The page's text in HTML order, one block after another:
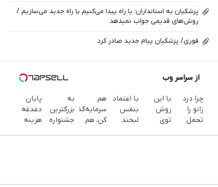
پزشکیان به استانداران: یا راه پیدا می‌کنیم یا راه جدید می‌سازیم /
روش‌های قدیمی جواب نمیدهد
فوری/ پزشکیان پیام جدید صادر کرد
از سراسر وب
چرا درد
زانو را
تحمل
کن
با این
روش
توی
با اعتماد
بنفس
لبخند
هم
سرمایه‌گذاری
کن، هم
به
بزرگترین
جشنواره
پایان
دغدغه
هزینه
کننده